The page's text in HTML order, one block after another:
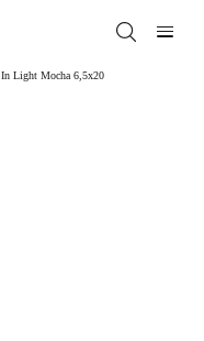
In Light Mocha 6,5x20